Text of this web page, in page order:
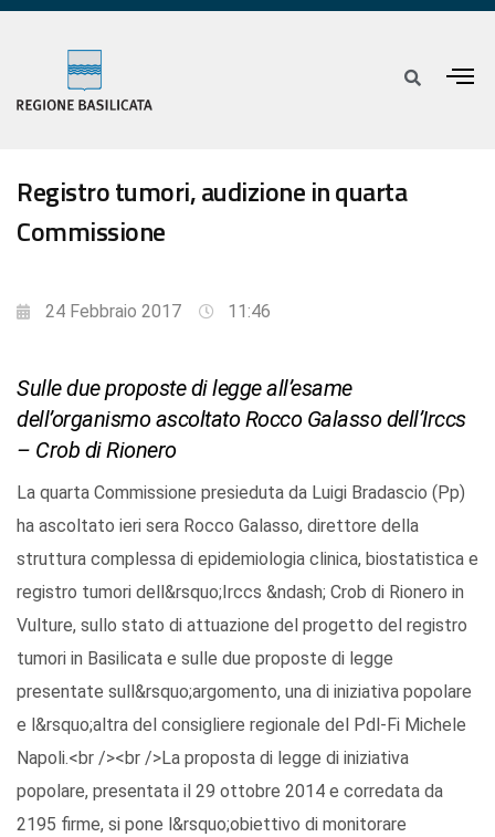
Registro tumori, audizione in quarta
Commissione
24 Febbraio 2017 11:46
Sulle due proposte di legge all’esame
dell’organismo ascoltato Rocco Galasso dell’Irccs
– Crob di Rionero
La quarta Commissione presieduta da Luigi Bradascio (Pp)
ha ascoltato ieri sera Rocco Galasso, direttore della
struttura complessa di epidemiologia clinica, biostatistica e
registro tumori dell&rsquo;Irccs &ndash; Crob di Rionero in
Vulture, sullo stato di attuazione del progetto del registro
tumori in Basilicata e sulle due proposte di legge
presentate sull&rsquo;argomento, una di iniziativa popolare
e l&rsquo;altra del consigliere regionale del Pdl-Fi Michele
Napoli.<br /><br />La proposta di legge di iniziativa
popolare, presentata il 29 ottobre 2014 e corredata da
2195 firme, si pone l&rsquo;obiettivo di monitorare